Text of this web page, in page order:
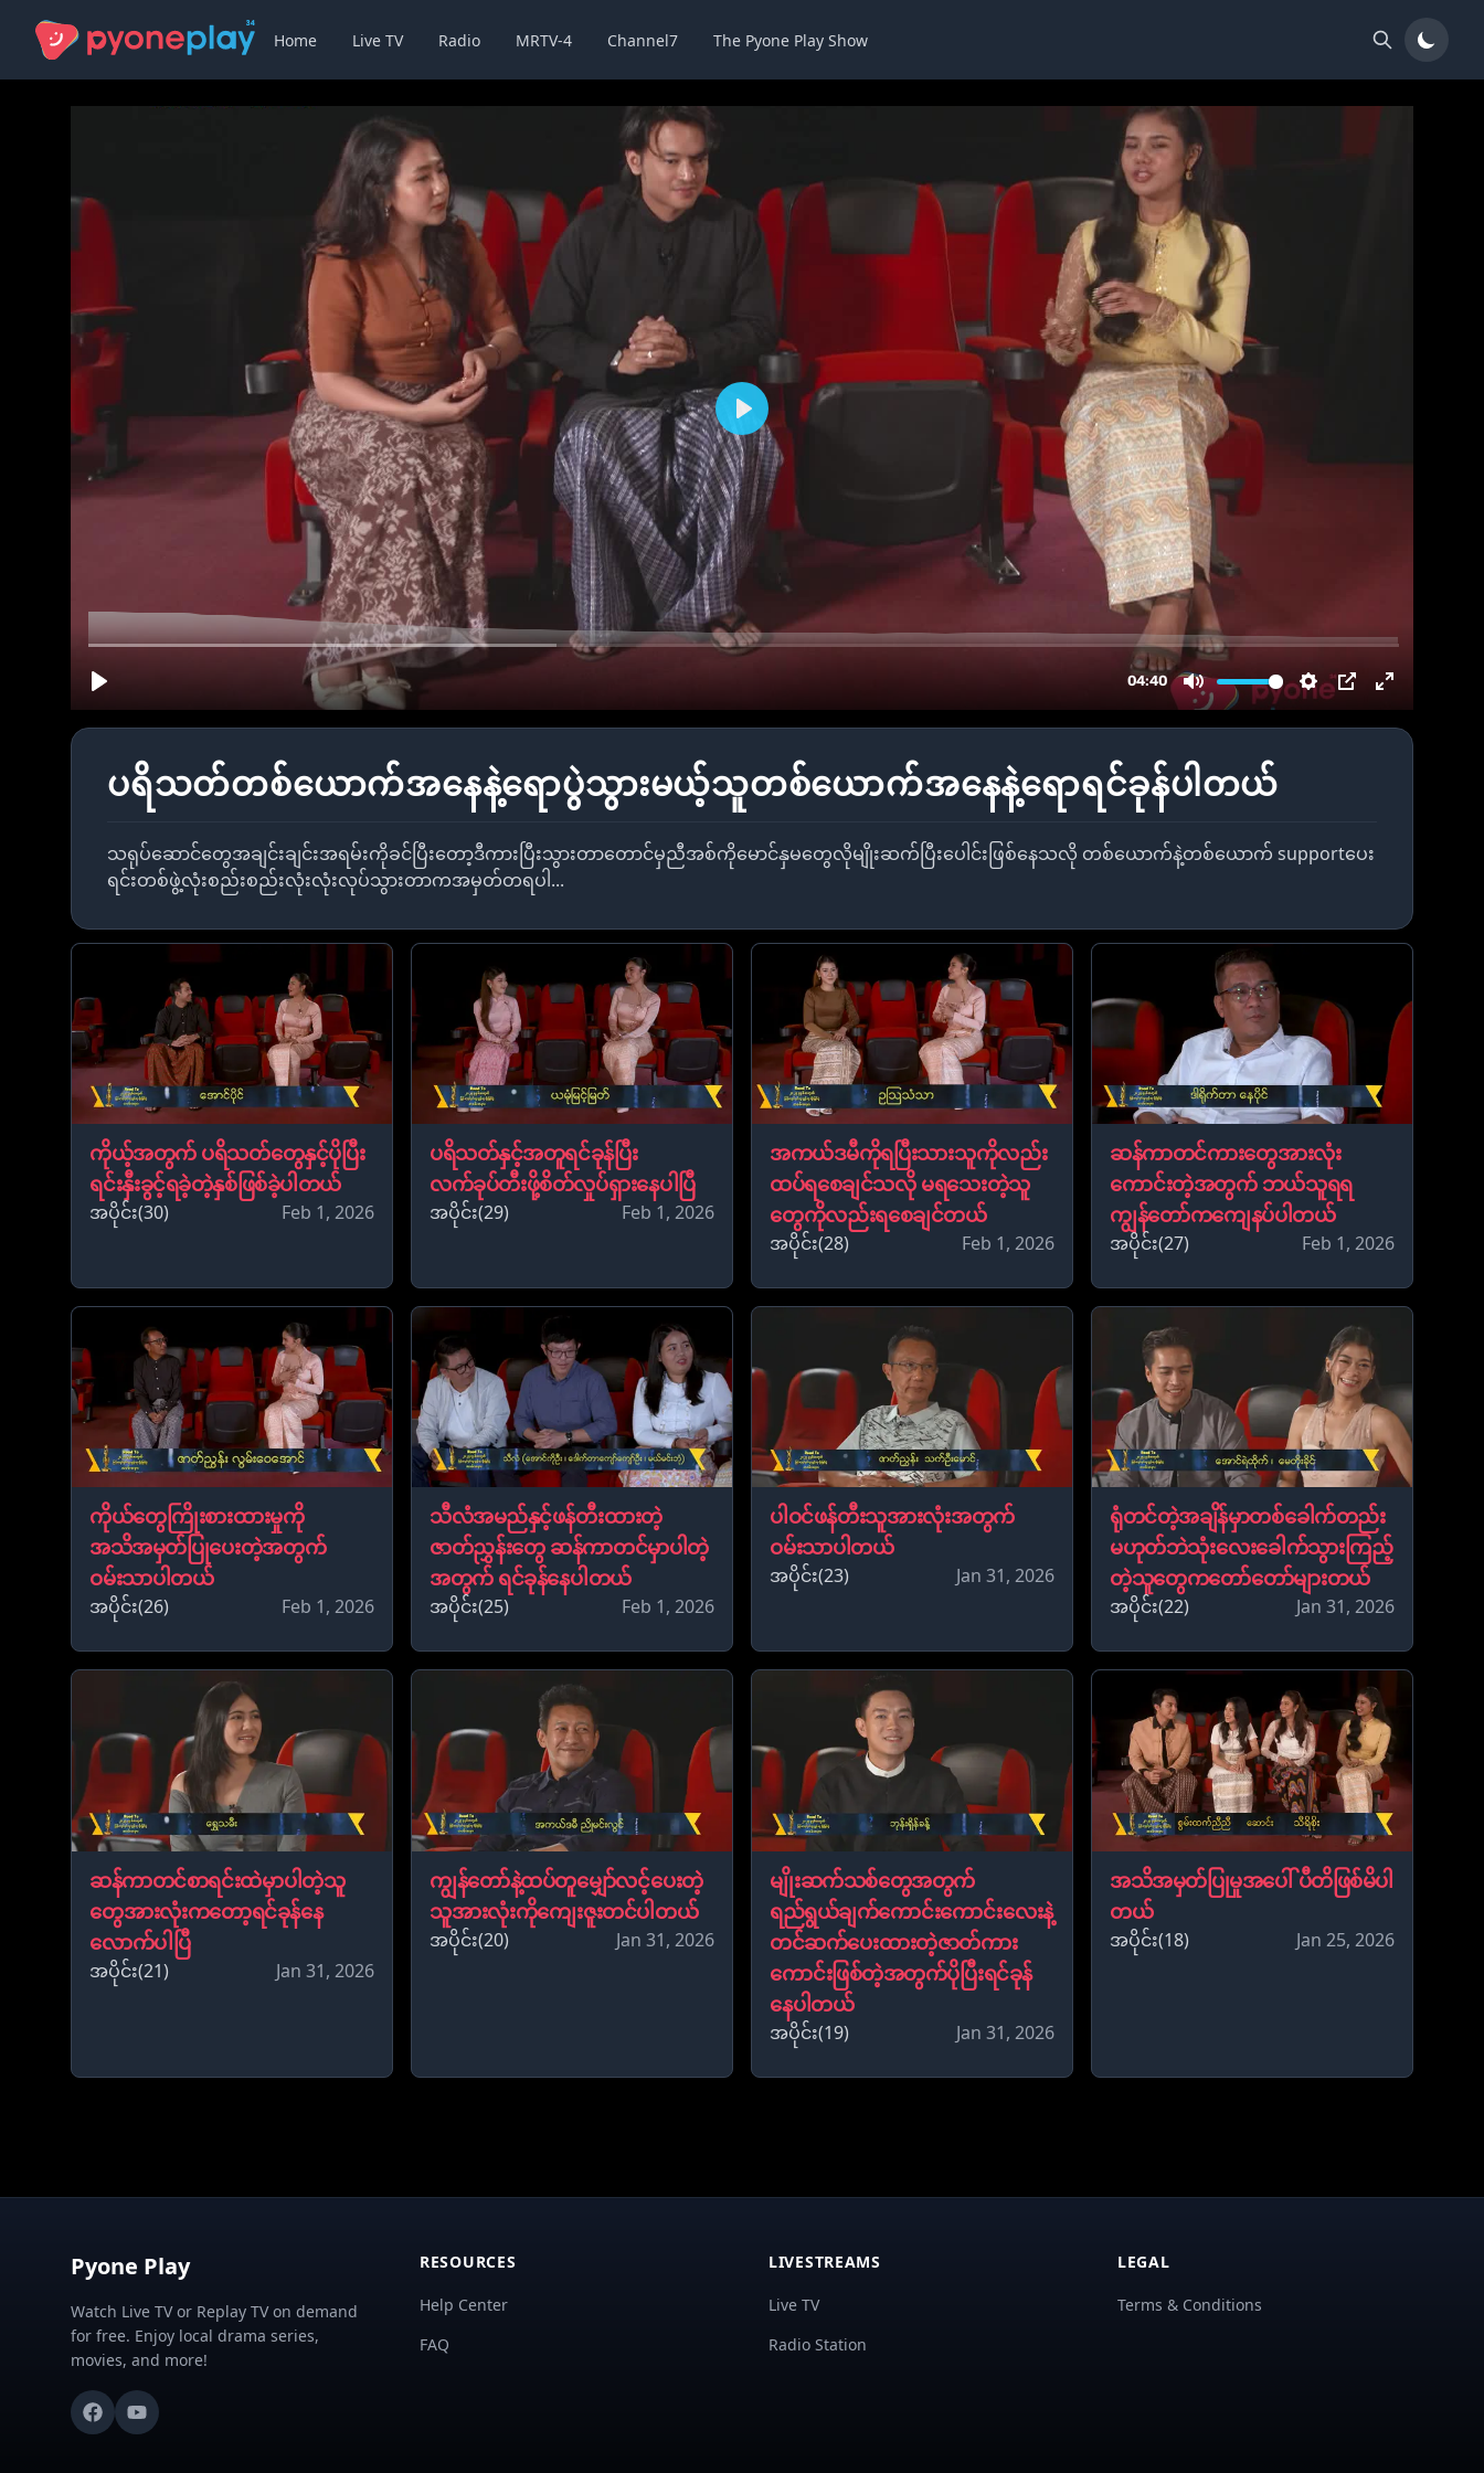
Home Live TV Radio MRTV-4 Channel7 The Pyone Play Show
ပရိသတ်တစ်ယောက်အနေနဲ့ရောပွဲသွားမယ့်သူတစ်ယောက်အနေနဲ့ရောရင်ခုန်ပါတယ်
သရုပ်ဆောင်တွေအချင်းချင်းအရမ်းကိုခင်ပြီးတော့ဒီကားပြီးသွားတာတောင်မှညီအစ်ကိုမောင်နှမတွေလိုမျိုးဆက်ပြီးပေါင်းဖြစ်နေသလို တစ်ယောက်နဲ့တစ်ယောက် supportပေး
ရင်းတစ်ဖွဲ့လုံးစည်းစည်းလုံးလုံးလုပ်သွားတာကအမှတ်တရပါ...
ကိုယ့်အတွက် ပရိသတ်တွေနှင့်ပိုပြီး
ရင်းနှီးခွင့်ရခဲ့တဲ့နှစ်ဖြစ်ခဲ့ပါတယ်
အပိုင်း(30) Feb 1, 2026
ပရိသတ်နှင့်အတူရင်ခုန်ပြီး
လက်ခုပ်တီးဖို့စိတ်လှုပ်ရှားနေပါပြီ
အပိုင်း(29) Feb 1, 2026
အကယ်ဒမီကိုရပြီးသားသူကိုလည်း
ထပ်ရစေချင်သလို မရသေးတဲ့သူ
တွေကိုလည်းရစေချင်တယ်
အပိုင်း(28) Feb 1, 2026
ဆန်ကာတင်ကားတွေအားလုံး
ကောင်းတဲ့အတွက် ဘယ်သူရရ
ကျွန်တော်ကကျေနပ်ပါတယ်
အပိုင်း(27) Feb 1, 2026
ကိုယ်တွေကြိုးစားထားမှုကို
အသိအမှတ်ပြုပေးတဲ့အတွက်
ဝမ်းသာပါတယ်
အပိုင်း(26) Feb 1, 2026
သီလံအမည်နှင့်ဖန်တီးထားတဲ့
ဇာတ်ညွှန်းတွေ ဆန်ကာတင်မှာပါတဲ့
အတွက် ရင်ခုန်နေပါတယ်
အပိုင်း(25) Feb 1, 2026
ပါဝင်ဖန်တီးသူအားလုံးအတွက်
ဝမ်းသာပါတယ်
အပိုင်း(23) Jan 31, 2026
ရုံတင်တဲ့အချိန်မှာတစ်ခေါက်တည်း
မဟုတ်ဘဲသုံးလေးခေါက်သွားကြည့်
တဲ့သူတွေကတော်တော်များတယ်
အပိုင်း(22) Jan 31, 2026
ဆန်ကာတင်စာရင်းထဲမှာပါတဲ့သူ
တွေအားလုံးကတော့ရင်ခုန်နေ
လောက်ပါပြီ
အပိုင်း(21) Jan 31, 2026
ကျွန်တော်နဲ့ထပ်တူမျှော်လင့်ပေးတဲ့
သူအားလုံးကိုကျေးဇူးတင်ပါတယ်
အပိုင်း(20) Jan 31, 2026
မျိုးဆက်သစ်တွေအတွက်
ရည်ရွယ်ချက်ကောင်းကောင်းလေးနဲ့
တင်ဆက်ပေးထားတဲ့ဇာတ်ကား
ကောင်းဖြစ်တဲ့အတွက်ပိုပြီးရင်ခုန်
နေပါတယ်
အပိုင်း(19) Jan 31, 2026
အသိအမှတ်ပြုမှုအပေါ် ပီတိဖြစ်မိပါ
တယ်
အပိုင်း(18) Jan 25, 2026
Pyone Play
Watch Live TV or Replay TV on demand
for free. Enjoy local drama series,
movies, and more!
RESOURCES
Help Center
FAQ
LIVESTREAMS
Live TV
Radio Station
LEGAL
Terms & Conditions